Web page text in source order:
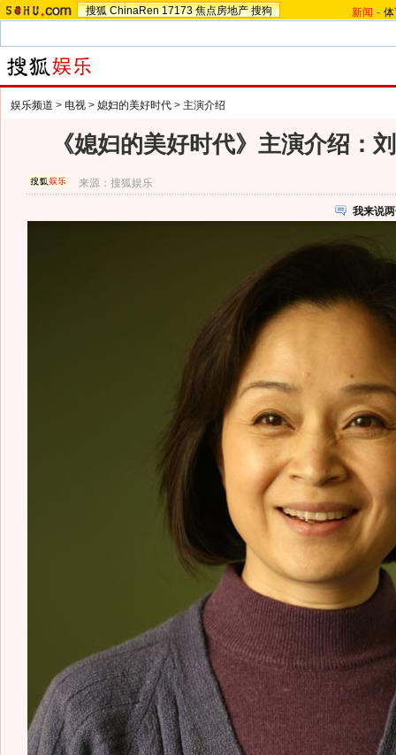
搜狐 ChinaRen 17173 焦点房地产 搜狗 新闻 -
娱乐频道 > 电视 > 媳妇的美好时代 > 主演介绍
《媳妇的美好时代》主演介绍：
来源：搜狐娱乐
我来说